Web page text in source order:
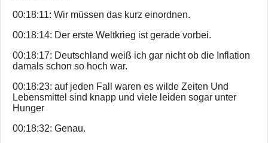
00:18:11: Wir müssen das kurz einordnen.
00:18:14: Der erste Weltkrieg ist gerade vorbei.
00:18:17: Deutschland weiß ich gar nicht ob die Inflation
damals schon so hoch war.
00:18:23: auf jeden Fall waren es wilde Zeiten Und
Lebensmittel sind knapp und viele leiden sogar unter
Hunger
00:18:32: Genau.